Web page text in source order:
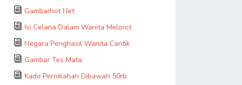
Gambarhot Net
Isi Celana Dalam Wanita Melorot
Negara Penghasil Wanita Cantik
Gambar Tes Mata
Kado Pernikahan Dibawah 50rb